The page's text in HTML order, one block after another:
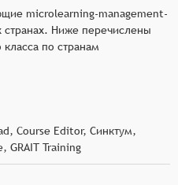
microlearning-management-
странах. Ниже перечислены
по странам
Course Editor, Синктум,
GRAIT Training